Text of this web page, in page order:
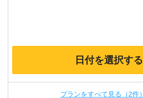
日付を選択する
プランをすべて見る（2件）